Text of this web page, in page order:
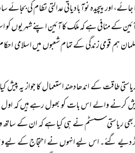
اور پیچیدہ نوآبادیاتی عدالتی نظام کی
آئین کے منافی ہے کہ ملک کا آئین اپنے شہریوں
ہم قومی زندگی کے تمام شعبوں میں اسلامی احکام
طاقت کے اندھادھند استعمال کا جواز یہ پیش
پیش کرنے والے اس بات کو بھول رہے ہیں کہ
بھی ریاستی سسٹم نے ہی کیا ہے کہ ان کے
دیے گئے۔ اس لیے انہوں نے احتجاج کے لیے